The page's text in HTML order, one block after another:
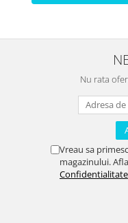
Nu rata
Vreau sa
magazinului.
Confidentialitate